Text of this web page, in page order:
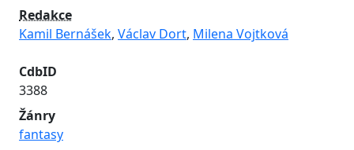
Redakce
Kamil Bernášek, Václav Dort, Milena Vojtková
CdbID
3388
Žánry
fantasy